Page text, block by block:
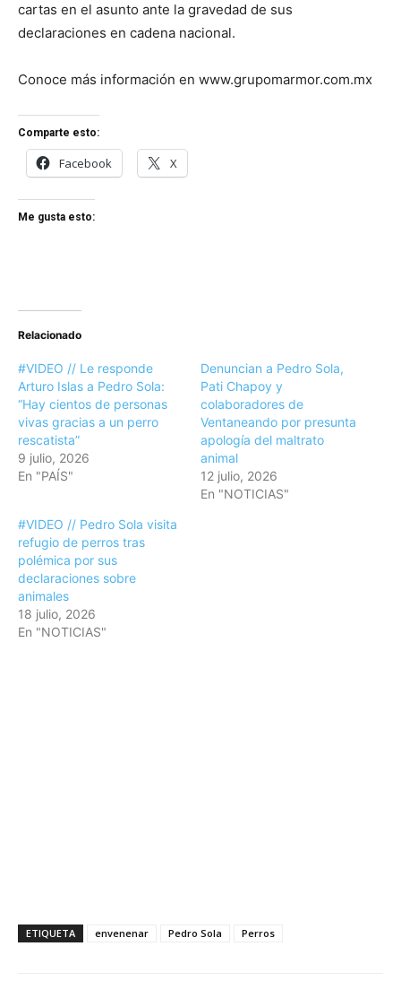
cartas en el asunto ante la gravedad de sus
declaraciones en cadena nacional.
Conoce más información en www.grupomarmor.com.mx
Comparte esto:
Facebook X
Me gusta esto:
Relacionado
#VIDEO // Le responde
Arturo Islas a Pedro Sola:
“Hay cientos de personas
vivas gracias a un perro
rescatista”
9 julio, 2026
En "PAÍS"
Denuncian a Pedro Sola,
Pati Chapoy y
colaboradores de
Ventaneando por presunta
apología del maltrato
animal
12 julio, 2026
En "NOTICIAS"
#VIDEO // Pedro Sola visita
refugio de perros tras
polémica por sus
declaraciones sobre
animales
18 julio, 2026
En "NOTICIAS"
ETIQUETA envenenar Pedro Sola Perros